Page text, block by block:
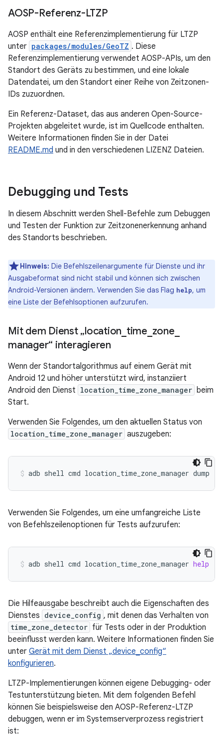
AOSP-Referenz-LTZP
AOSP enthält eine Referenzimplementierung für LTZP
unter packages/modules/GeoTZ . Diese
Referenzimplementierung verwendet AOSP-APIs, um den
Standort des Geräts zu bestimmen, und eine lokale
Datendatei, um den Standort einer Reihe von Zeitzonen-
IDs zuzuordnen.
Ein Referenz-Dataset, das aus anderen Open-Source-
Projekten abgeleitet wurde, ist im Quellcode enthalten.
Weitere Informationen finden Sie in der Datei
README.md und in den verschiedenen LIZENZ Dateien.
Debugging und Tests
In diesem Abschnitt werden Shell-Befehle zum Debuggen
und Testen der Funktion zur Zeitzonenerkennung anhand
des Standorts beschrieben.
Hinweis: Die Befehlszeilenargumente für Dienste und ihr
Ausgabeformat sind nicht stabil und können sich zwischen
Android-Versionen ändern. Verwenden Sie das Flag help, um
eine Liste der Befehlsoptionen aufzurufen.
Mit dem Dienst „location time zone
manager“ interagieren
Wenn der Standortalgorithmus auf einem Gerät mit
Android 12 und höher unterstützt wird, instanziiert
Android den Dienst location_time_zone_manager beim
Start.
Verwenden Sie Folgendes, um den aktuellen Status von
location_time_zone_manager auszugeben:
adb shell cmd location_time_zone_manager dump
Verwenden Sie Folgendes, um eine umfangreiche Liste
von Befehlszeilenoptionen für Tests aufzurufen:
adb shell cmd location_time_zone_manager help
Die Hilfeausgabe beschreibt auch die Eigenschaften des
Dienstes device_config , mit denen das Verhalten von
time_zone_detector für Tests oder in der Produktion
beeinflusst werden kann. Weitere Informationen finden Sie
unter Gerät mit dem Dienst „device_config“
konfigurieren.
LTZP-Implementierungen können eigene Debugging- oder
Testunterstützung bieten. Mit dem folgenden Befehl
können Sie beispielsweise den AOSP-Referenz-LTZP
debuggen, wenn er im Systemserverprozess registriert
ist: